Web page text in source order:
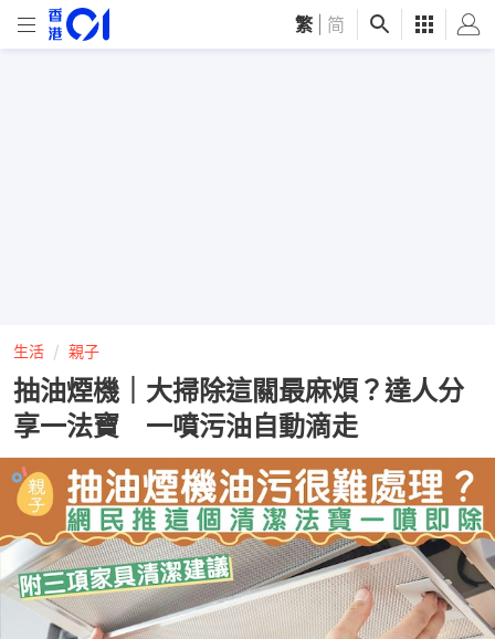
繁 简
生活 親子
抽油煙機｜大掃除這關最麻煩？達人分
享一法寶 一噴污油自動滴走